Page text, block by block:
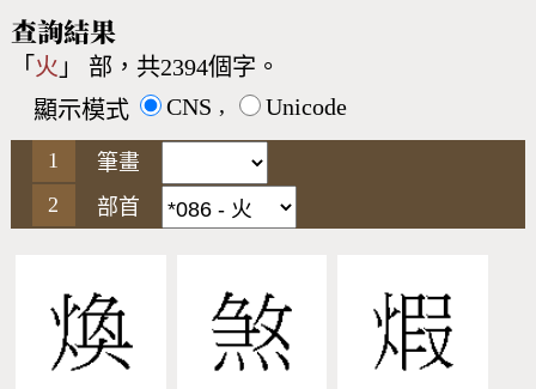
Big5查詢
符號索引
查詢結果
「 火 」 部，共2394個字。
顯示模式
CNS , Unicode
筆畫
部首